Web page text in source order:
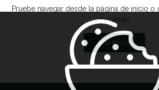
Pruebe navegar desde la página de inicio o
opciones
Ir a Inicio